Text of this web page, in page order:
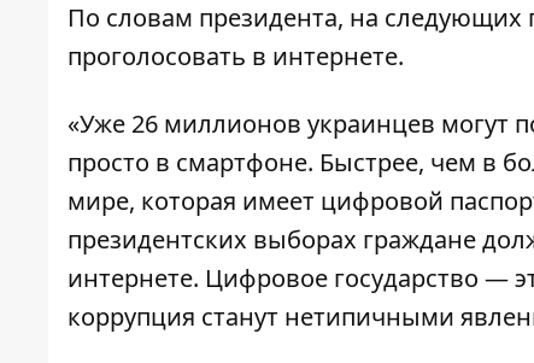
По словам президента, на
проголосовать в интернете.
«Уже 26 миллионов украинцев могут
просто в смартфоне. Быстрее, чем в
мире, которая имеет цифровой
президентских выборах граждане
интернете. Цифровое государство —
коррупция станут нетипичными